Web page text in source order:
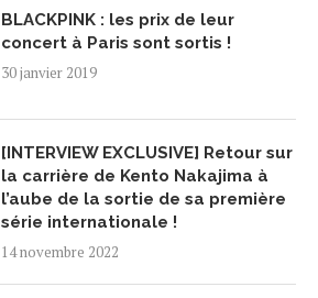
BLACKPINK : les prix de leur
concert à Paris sont sortis !
30 janvier 2019
[INTERVIEW EXCLUSIVE] Retour sur
la carrière de Kento Nakajima à
l’aube de la sortie de sa première
série internationale !
14 novembre 2022